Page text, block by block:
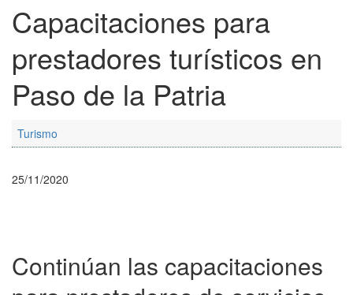
Capacitaciones para
prestadores turísticos en
Paso de la Patria
Turismo
25/11/2020
Continúan las capacitaciones